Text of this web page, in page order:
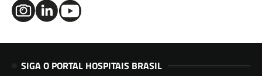
SIGA O PORTAL HOSPITAIS BRASIL